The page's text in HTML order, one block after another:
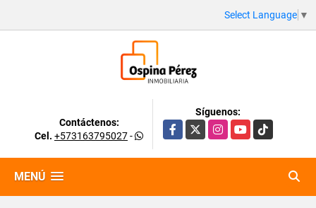
Select Language ▼
Contáctenos:
Cel. +573163795027-
Síguenos:
Facebook
X InstagramYouTubeTikTok
MENÚ